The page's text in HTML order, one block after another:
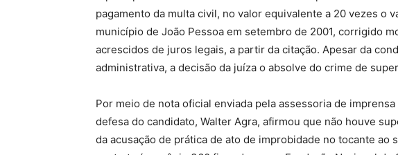
pagamento da multa civil, no valor equivalente a 20 vezes o
município de João Pessoa em setembro de 2001, corrigido
acrescidos de juros legais, a partir da citação. Apesar da
administrativa, a decisão da juíza o absolve do crime de
Por meio de nota oficial enviada pela assessoria de
defesa do candidato, Walter Agra, afirmou que não houve
da acusação de prática de ato de improbidade no tocante ao